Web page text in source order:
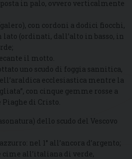
in palo, ovvero verticalmente
con cordoni a dodici fiocchi,
lato (ordinati, dall’alto in basso, in
il motto.
uno scudo di foggia sannitica,
ecclesiastica mentre la
con cinque gemme rosse a
di Cristo.
dello scudo del Vescovo
nel 1° all’ancora d’argento;
cime all’italiana di verde,